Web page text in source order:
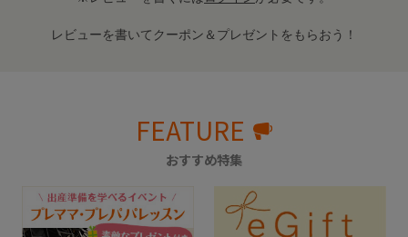
レビューを書いてクーポン＆プレゼントをもらおう！
FEATURE
おすすめ特集